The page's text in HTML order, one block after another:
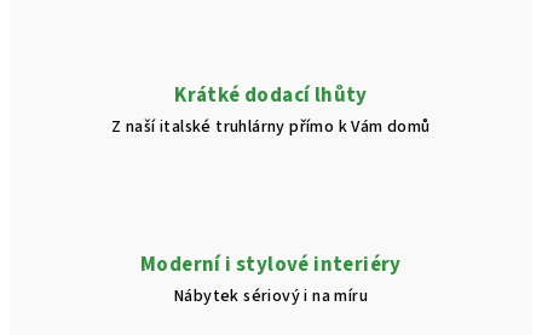
Krátké dodací lhůty
Z naší italské truhlárny přímo k Vám domů
Moderní i stylové interiéry
Nábytek sériový i na míru